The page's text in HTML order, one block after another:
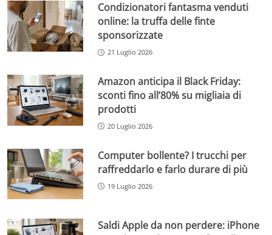
Condizionatori fantasma venduti
online: la truffa delle finte
sponsorizzate
21 Luglio 2026
Amazon anticipa il Black Friday:
sconti fino all’80% su migliaia di
prodotti
20 Luglio 2026
Computer bollente? I trucchi per
raffreddarlo e farlo durare di più
19 Luglio 2026
Saldi Apple da non perdere: iPhone